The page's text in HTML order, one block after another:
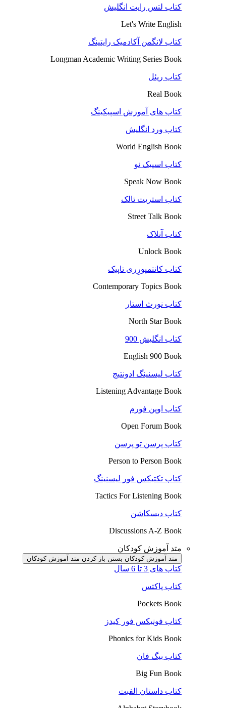
کتاب لتس رایت انگلیش
Let's Write English
کتاب لانگمن آکادمیک رایتینگ
Longman Academic Writing Series Book
کتاب ریئل
Real Book
کتاب های آموزش اسپیکینگ
کتاب ورد انگلیش
World English Book
کتاب اسپیک نو
Speak Now Book
کتاب استریت تالک
Street Talk Book
کتاب آنلاک
Unlock Book
کتاب کانتمپورِری تاپیک
Contemporary Topics Book
کتاب نورث استار
North Star Book
کتاب انگلیش 900
English 900 Book
کتاب لیسنینگ ادونتیج
Listening Advantage Book
کتاب اوپن فورم
Open Forum Book
کتاب پرسن تو پرسن
Person to Person Book
کتاب تکتیکس فور لیسنینگ
Tactics For Listening Book
کتاب دیسکاشن
Discussions A-Z Book
متد آموزش کودکان
متد آموزش کودکان بستن باز کردن متد آموزش کودکان
کتاب های 3 تا 6 سال
کتاب پاکتس
Pockets Book
کتاب فونیکس فور کیدز
Phonics for Kids Book
کتاب بیگ فان
Big Fun Book
کتاب داستان الفبت